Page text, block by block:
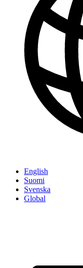
English
Suomi
Svenska
Global